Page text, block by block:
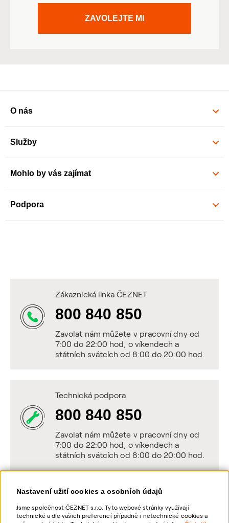
Nastavení užití cookies a osobních údajů
Jsme společnost ČEZNET s.r.o. Tyto webové stránky využívají
technické a dle vašich preferencí případně i netechnické cookies a
ZAVOLEJTE MI
O nás
Služby
Mohlo by vás zajímat
Podpora
Zákaznická linka ČEZNET
800 840 850
Zavolat nám můžete v pracovní dny od
7:00 do 22:00 hod, o víkendech a
státních svátcích od 8:00 do 20:00 hod.
Technická podpora
800 840 850
Zavolat nám můžete v pracovní dny od
7:00 do 22:00 hod, o víkendech a
státních svátcích od 8:00 do 20:00 hod.
Napište nám
POSLAT VZKAZ